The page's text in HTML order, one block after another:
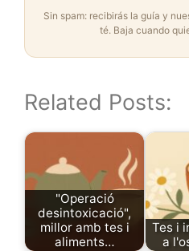
Sin spam: recibirás la guía y
té. Baja cuando
Related Posts:
"Operació
desintoxicació",
millor amb tes i
aliments…
Tes i
a